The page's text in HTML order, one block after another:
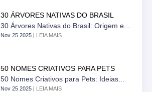
30 ÁRVORES NATIVAS DO BRASIL
30 Árvores Nativas do Brasil: Origem e...
Nov 25 2025 | LEIA MAIS
50 NOMES CRIATIVOS PARA PETS
50 Nomes Criativos para Pets: Ideias...
Nov 25 2025 | LEIA MAIS